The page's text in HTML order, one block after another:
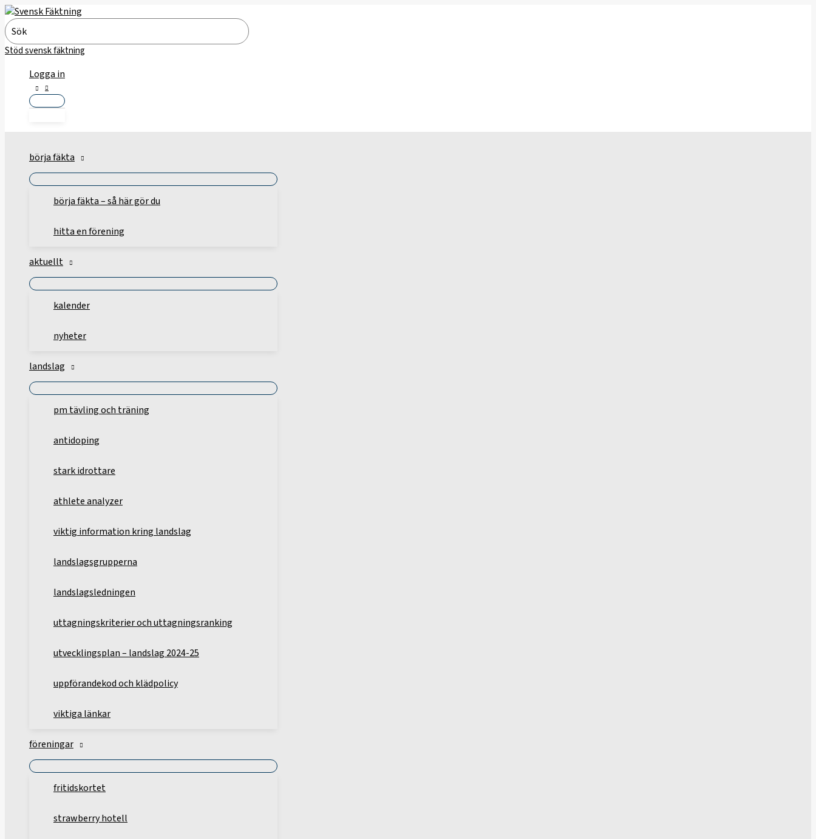
Hoppa
till
innehåll
Search
for:
Stöd svensk fäktning
Logga in
börja fäkta
börja fäkta – så här gör du
hitta en förening
aktuellt
kalender
nyheter
landslag
pm tävling och träning
antidoping
stark idrottare
athlete analyzer
viktig information kring landslag
landslagsgrupperna
landslagsledningen
uttagningskriterier och uttagningsranking
utvecklingsplan – landslag 2024-25
uppförandekod och klädpolicy
viktiga länkar
föreningar
fritidskortet
strawberry hotell